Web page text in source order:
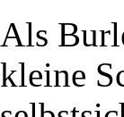
Als
kleine